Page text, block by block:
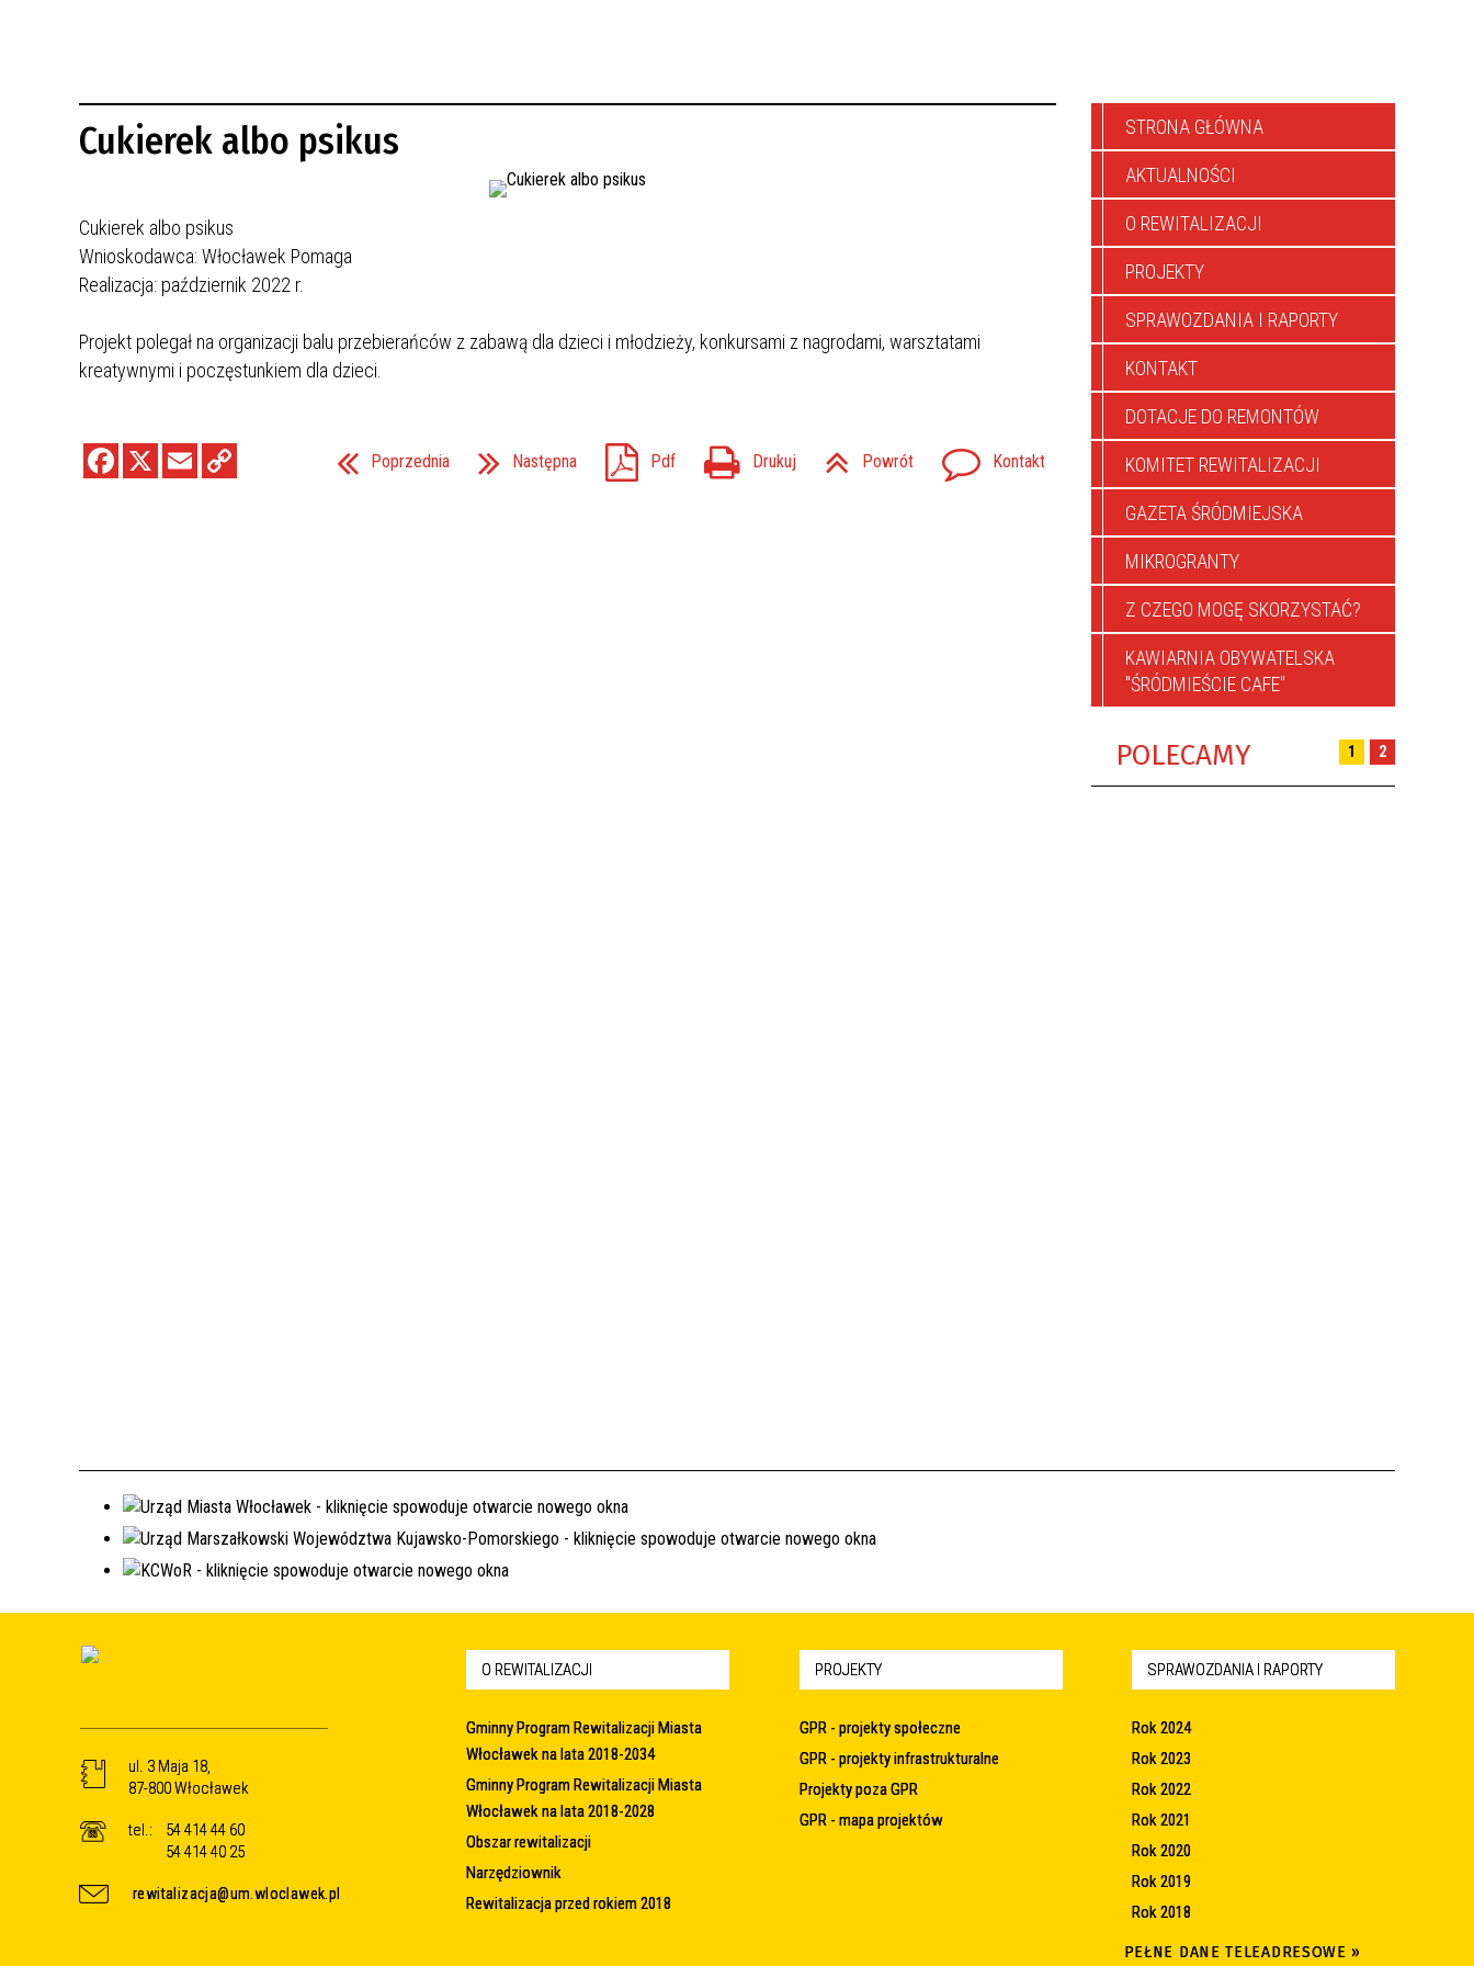
Cukierek albo psikus
Cukierek albo psikus
Wnioskodawca: Włocławek Pomaga
Realizacja: październik 2022 r.
Projekt polegał na organizacji balu przebierańców z zabawą dla dzieci i młodzieży, konkursami z nagrodami, warsztatami
kreatywnymi i poczęstunkiem dla dzieci.
Poprzednia Następna Pdf Drukuj Powrót Kontakt
STRONA GŁÓWNA
AKTUALNOŚCI
O REWITALIZACJI
PROJEKTY
SPRAWOZDANIA I RAPORTY
KONTAKT
DOTACJE DO REMONTÓW
KOMITET REWITALIZACJI
GAZETA ŚRÓDMIEJSKA
MIKROGRANTY
Z CZEGO MOGĘ SKORZYSTAĆ?
KAWIARNIA OBYWATELSKA
"ŚRÓDMIEŚCIE CAFE"
POLECAMY 1 2
ul. 3 Maja 18,
87-800 Włocławek
tel.:
54 414 44 60
54 414 40 25
rewitalizacja@um.wloclawek.pl
O REWITALIZACJI
Gminny Program Rewitalizacji Miasta
Włocławek na lata 2018-2034
Gminny Program Rewitalizacji Miasta
Włocławek na lata 2018-2028
Obszar rewitalizacji
Narzędziownik
Rewitalizacja przed rokiem 2018
PROJEKTY
GPR - projekty społeczne
GPR - projekty infrastrukturalne
Projekty poza GPR
GPR - mapa projektów
SPRAWOZDANIA I RAPORTY
Rok 2024
Rok 2023
Rok 2022
Rok 2021
Rok 2020
Rok 2019
Rok 2018
PEŁNE DANE TELEADRESOWE »